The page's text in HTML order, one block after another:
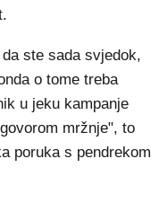
ste sada svjedok,
o tome treba
u jeku kampanje
mržnje", to
poruka s pendrekom